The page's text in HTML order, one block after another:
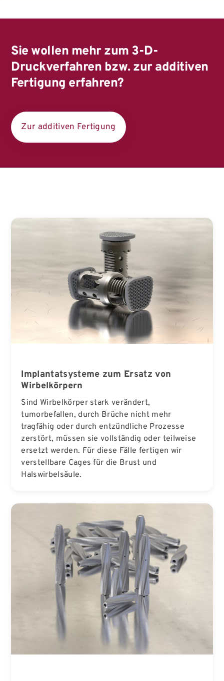
Sie wollen mehr zum 3-D-
Druckverfahren bzw. zur additiven
Fertigung erfahren?
Zur additiven Fertigung
Implantatsysteme zum Ersatz von
Wirbelkörpern
Sind Wirbelkörper stark verändert,
tumorbefallen, durch Brüche nicht mehr
tragfähig oder durch entzündliche Prozesse
zerstört, müssen sie vollständig oder teilweise
ersetzt werden. Für diese Fälle fertigen wir
verstellbare Cages für die Brust und
Halswirbelsäule.